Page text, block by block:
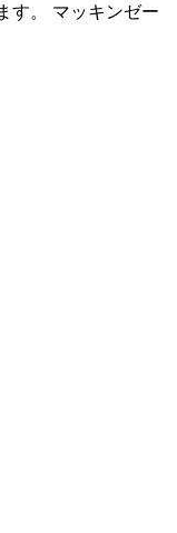
す。 マッキンゼー